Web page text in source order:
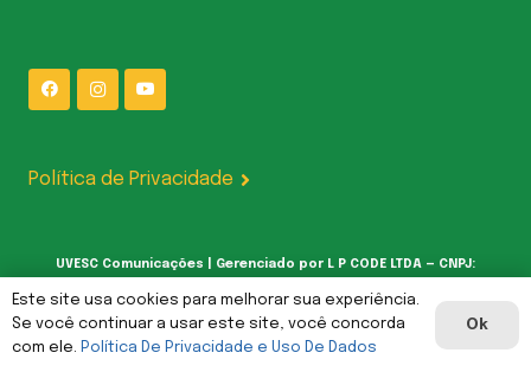
Política de Privacidade
UVESC Comunicações | Gerenciado por L P CODE LTDA — CNPJ:
62.387.377/0001-00
Este site usa cookies para melhorar sua experiência.
Se você continuar a usar este site, você concorda
com ele. Política De Privacidade e Uso De Dados
Ok